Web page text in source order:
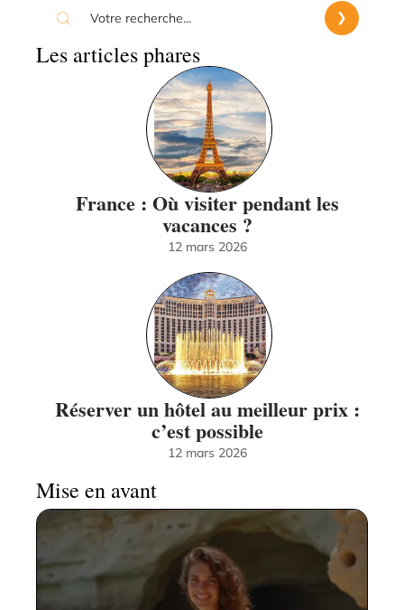
Les articles phares
France : Où visiter pendant les
vacances ?
12 mars 2026
Réserver un hôtel au meilleur prix :
c’est possible
12 mars 2026
Mise en avant